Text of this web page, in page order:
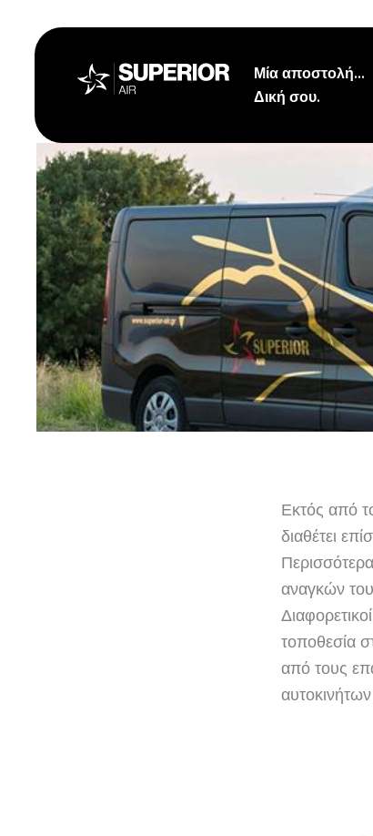
Μία αποστολή...
Δική σου.
Μεταφορά
Εκτός από
διαθέτει
αναγκών
τοποθεσία
από τους